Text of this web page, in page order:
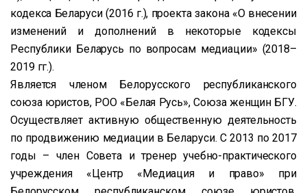
кодекса Беларуси (2016 г.), проекта закона «О внесении
изменений и дополнений в некоторые кодексы
Республики Беларусь по вопросам медиации» (2018–
2019 гг.).
Является членом Белорусского республиканского
союза юристов, РОО «Белая Русь», Союза женщин БГУ.
Осуществляет активную общественную деятельность
по продвижению медиации в Беларуси. С 2013 по 2017
годы – член Совета и тренер учебно-практического
учреждения «Центр «Медиация и право» при